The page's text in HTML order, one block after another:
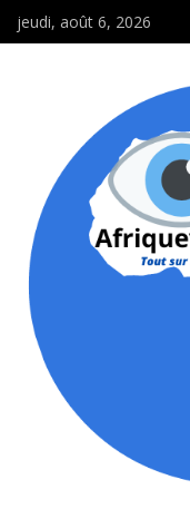
jeudi, août 6, 2026